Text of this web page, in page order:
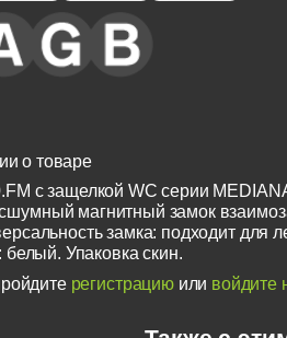
о товаре
с защелкой WC серии
магнитный замок
замка: подходит
белый. Упаковка скин.
регистрациюили войдите